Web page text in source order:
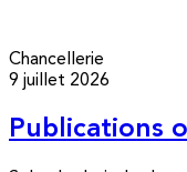
Chancellerie
9 juillet 2026
Publications